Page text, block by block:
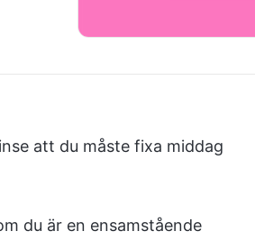
att du måste fixa middag
du är en ensamstående